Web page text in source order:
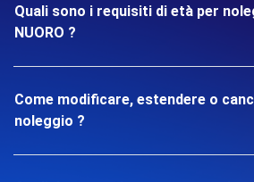
Quali sono i requisiti di età per
NUORO ?
Come modificare, estendere o
noleggio ?